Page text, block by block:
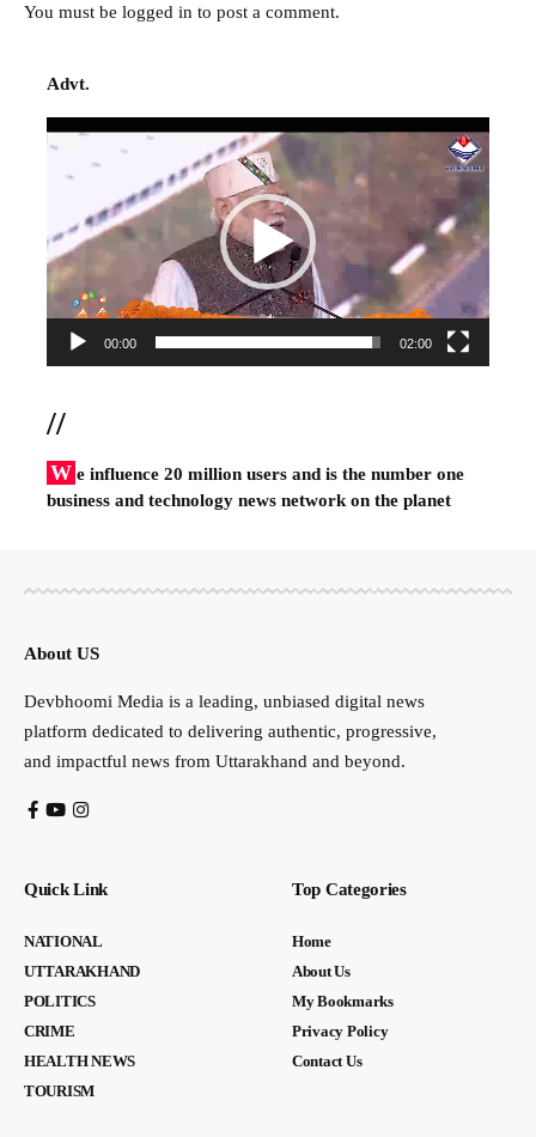
You must be logged in to post a comment.
Advt.
Video
00:00 02:00
//
W e influence 20 million users and is the number one
business and technology news network on the planet
About US
Devbhoomi Media is a leading, unbiased digital news
platform dedicated to delivering authentic, progressive,
and impactful news from Uttarakhand and beyond.
Quick Link
NATIONAL
UTTARAKHAND
POLITICS
CRIME
HEALTH NEWS
TOURISM
Top Categories
Home
About Us
My Bookmarks
Privacy Policy
Contact Us